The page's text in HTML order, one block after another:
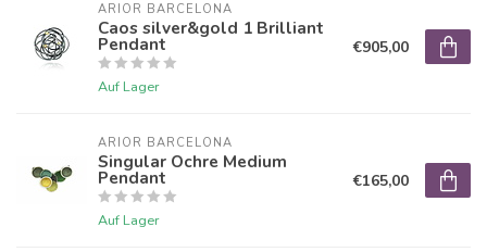
ARIOR BARCELONA
Caos silver&gold 1 Brilliant
Pendant
Auf Lager
€905,00
ARIOR BARCELONA
Singular Ochre Medium
Pendant
Auf Lager
€165,00